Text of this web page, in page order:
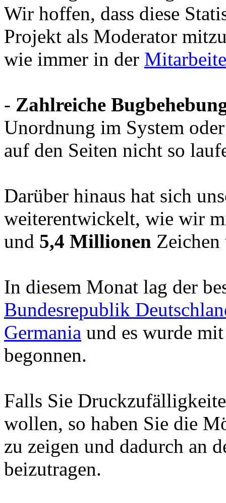
Wir hoffen, dass diese
Projekt als Moderator
wie immer in der
- Zahlreiche
Unordnung im System
auf den Seiten nicht so
Darüber hinaus hat sich
weiterentwickelt, wie wir
und 5,4 Millionen
In diesem Monat lag der
Bundesrepublik
Germania und es wurde
begonnen.
Falls Sie
wollen, so haben Sie die
zu zeigen und dadurch an
beizutragen.